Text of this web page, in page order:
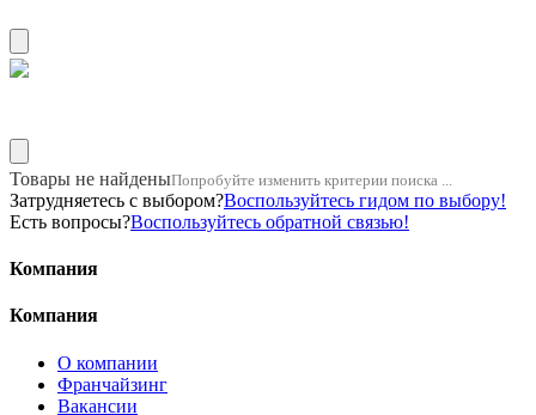
Товары не найденыПопробуйте изменить критерии поиска ...
Затрудняетесь с выбором?Воспользуйтесь гидом по выбору!
Есть вопросы?Воспользуйтесь обратной связью!
Компания
Компания
О компании
Франчайзинг
Вакансии